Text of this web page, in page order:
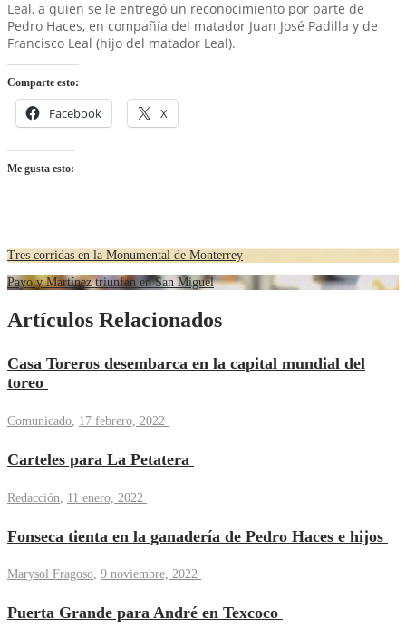
Leal, a quien se le entregó un reconocimiento por parte de
Pedro Haces, en compañía del matador Juan José Padilla y de
Francisco Leal (hijo del matador Leal).
Comparte esto:
Facebook X
Me gusta esto:
Tres corridas en la Monumental de Monterrey
Payo y Martínez triunfan en San Miguel
Artículos Relacionados
Casa Toreros desembarca en la capital mundial del
toreo
Comunicado 17 febrero, 2022
Carteles para La Petatera
Redacción 11 enero, 2022
Fonseca tienta en la ganadería de Pedro Haces e hijos
Marysol Fragoso, 9 noviembre, 2022
Puerta Grande para André en Texcoco